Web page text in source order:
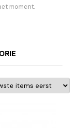
moment.